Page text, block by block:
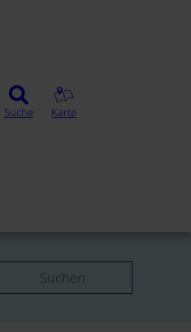
Suche Karte
Suchen